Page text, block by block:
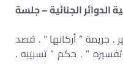
لسنة ٨٨ قضائية الدوائر الجنائية – جلسة
. جريمة ” أركانها ” . قصد
” . حكم ” تسبيبه .